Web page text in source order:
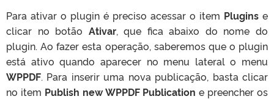
Para ativar o plugin é preciso acessar o item Plugins e
clicar no botão Ativar, que fica abaixo do nome do
plugin. Ao fazer esta operação, saberemos que o plugin
está ativo quando aparecer no menu lateral o menu
WPPDF. Para inserir uma nova publicação, basta clicar
no item Publish new WPPDF Publication e preencher os